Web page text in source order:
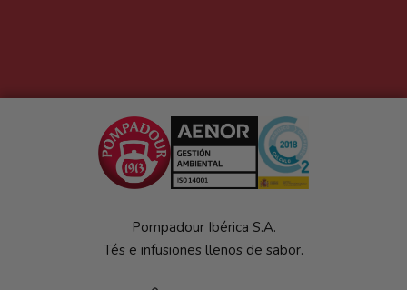
Pompadour Ibérica S.A.
Tés e infusiones llenos de sabor.